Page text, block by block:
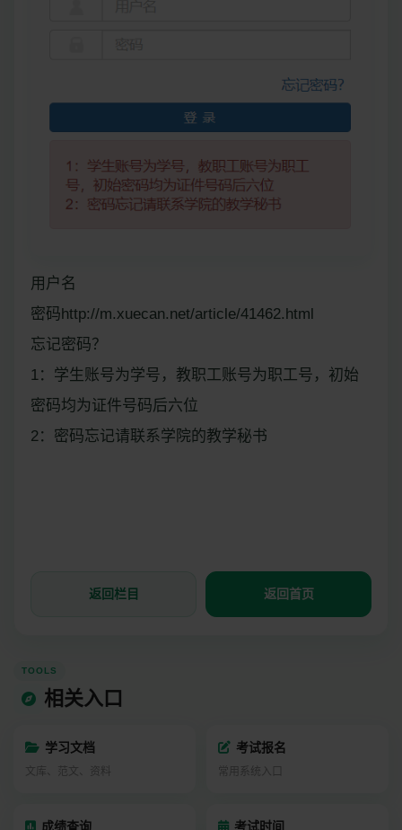
用户名
密码http://m.xuecan.net/article/41462.html
忘记密码？
1：学生账号为学号，教职工账号为职工号，初始
密码均为证件号码后六位
2：密码忘记请联系学院的教学秘书
返回栏目 返回首页
TOOLS
相关入口
学习文档
文库、范文、资料
考试报名
常用系统入口
成绩查询 考试时间